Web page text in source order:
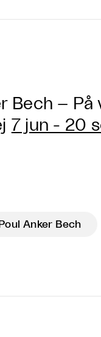
Bech – På
7 jun - 20
Poul Anker Bech